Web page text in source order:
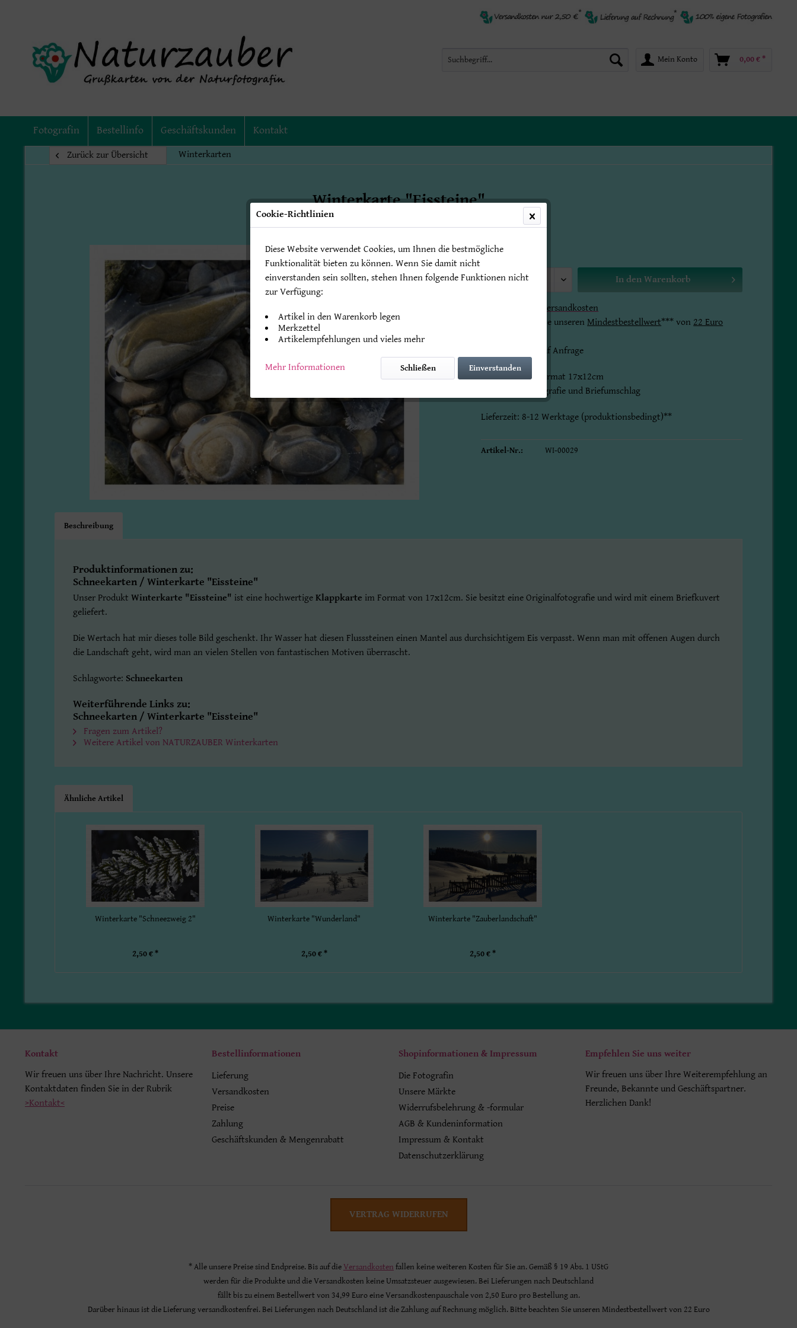
Mein Konto 0,00 € *
Fotografin Bestellinfo Geschäftskunden Kontakt
Zurück zur Übersicht Winterkarten
Winterkarte "Eissteine"
2,50 € *
In den Warenkorb
Versandkosten
Beachten Sie bitte unseren Mindestbestellwert*** von 22 Euro
Mengenrabatt auf Anfrage
Klappkarte im Format 17x12cm
mit Originalfotografie und Briefumschlag
Lieferzeit: 8-12 Werktage (produktionsbedingt)**
Artikel-Nr.: WI-00029
Beschreibung
Produktinformationen zu:
Schneekarten / Winterkarte "Eissteine"
Unser Produkt Winterkarte "Eissteine" ist eine hochwertige Klappkarte im Format von 17x12cm. Sie besitzt eine Originalfotografie und wird mit einem Briefkuvert
geliefert.
Die Wertach hat mir dieses tolle Bild geschenkt. Ihr Wasser hat diesen Flusssteinen einen Mantel aus durchsichtigem Eis verpasst. Wenn man mit offenen Augen durch
die Landschaft geht, wird man an vielen Stellen von fantastischen Motiven überrascht.
Schlagworte: Schneekarten
Weiterführende Links zu:
Schneekarten / Winterkarte "Eissteine"
Fragen zum Artikel?
Weitere Artikel von NATURZAUBER Winterkarten
Ähnliche Artikel
Winterkarte "Schneezweig 2"
2,50 € *
Winterkarte "Wunderland"
2,50 € *
Winterkarte "Zauberlandschaft"
2,50 € *
Kontakt
Wir freuen uns über Ihre Nachricht. Unsere
Kontaktdaten finden Sie in der Rubrik
>Kontakt<
Bestellinformationen
Lieferung
Versandkosten
Preise
Zahlung
Geschäftskunden & Mengenrabatt
Shopinformationen & Impressum
Die Fotografin
Unsere Märkte
Widerrufsbelehrung & -formular
AGB & Kundeninformation
Impressum & Kontakt
Datenschutzerklärung
Empfehlen Sie uns weiter
Wir freuen uns über Ihre Weiterempfehlung an
Freunde, Bekannte und Geschäftspartner.
Herzlichen Dank!
VERTRAG WIDERRUFEN
* Alle unsere Preise sind Endpreise. Bis auf die Versandkosten fallen keine weiteren Kosten für Sie an. Gemäß § 19 Abs. 1 UStG
werden für die Produkte und die Versandkosten keine Umsatzsteuer ausgewiesen. Bei Lieferungen nach Deutschland
fällt bis zu einem Bestellwert von 34,99 Euro eine Versandkostenpauschale von 2,50 Euro pro Bestellung an.
Darüber hinaus ist die Lieferung versandkostenfrei. Bei Lieferungen nach Deutschland ist die Zahlung auf Rechnung möglich. Bitte beachten Sie unseren Mindestbestellwert von 22 Euro
Cookie-Richtlinien
Diese Website verwendet Cookies, um Ihnen die bestmögliche
Funktionalität bieten zu können. Wenn Sie damit nicht
einverstanden sein sollten, stehen Ihnen folgende Funktionen nicht
zur Verfügung:
Artikel in den Warenkorb legen
Merkzettel
Artikelempfehlungen und vieles mehr
Mehr Informationen Einverstanden
Schließen